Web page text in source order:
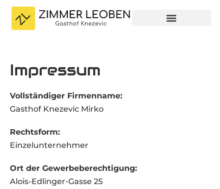
Impressum
Vollständiger Firmenname:
Gasthof Knezevic Mirko
Rechtsform:
Einzelunternehmer
Ort der Gewerbeberechtigung:
Alois-Edlinger-Gasse 25